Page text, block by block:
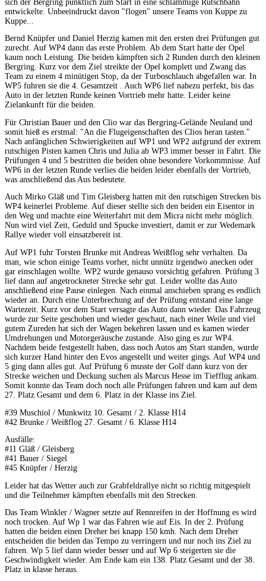
sich der Bergring pünktlich zum Start in eine schlammige Rutschbahn
entwickelte. Unbeeindruckt davon "flogen" unsere Teams von Kuppe zu
Kuppe...
Bernd Knüpfer und Daniel Herzig kamen mit den ersten drei Prüfungen gut
zurecht. Auf WP4 dann das erste Problem. Ab dem Start hatte der Opel
kaum noch Leistung. Die beiden kämpften sich 2 Runden durch den kleinen
Bergring. Kurz vor dem Ziel streikte der Opel komplett und Zwang das
Team zu einem 4 minütigen Stop, da der Turboschlauch abgefallen war. In
WP5 fuhren sie die 4. Gesamtzeit . Auch WP6 lief nahezu perfekt, bis das
Auto in der letzten Runde keinen Vortrieb mehr hatte. Leider keine
Zielankunft für die beiden.
Für Christian Bauer und den Clio war das Bergring-Gelände Neuland und
somit hieß es erstmal: "An die Flugeigenschaften des Clios heran tasten."
Nach anfänglichen Schwierigkeiten auf WP1 und WP2 aufgrund der extrem
rutschigen Pisten kamen Chris und Julia ab WP3 immer besser in Fahrt. Die
Prüfungen 4 und 5 bestritten die beiden ohne besondere Vorkommnisse. Auf
WP6 in der letzten Runde verlies die beiden leider ebenfalls der Vortrieb,
was anschließend das Aus bedeutete.
Auch Mirko Gläß und Tim Gleisberg hatten mit den rutschigen Strecken bis
WP4 keinerlei Probleme. Auf dieser stellte sich den beiden ein Eisentor in
den Weg und machte eine Weiterfahrt mit dem Micra nicht mehr möglich.
Nun wird viel Zeit, Geduld und Spucke investiert, damit er zur Wedemark
Rallye wieder voll einsatzbereit ist.
Auf WP1 fuhr Torsten Brunke mit Andreas Weißflog sehr verhalten. Da
man, wie schon einige Teams vorher, nicht unnütz irgendwo anecken oder
gar einschlagen wollte. WP2 wurde genauso vorsichtig gefahren. Prüfung 3
lief dann auf angetrockneter Strecke sehr gut. Leider wollte das Auto
anschließend eine Pause einlegen. Nach einmal anschieben sprang es endlich
wieder an. Durch eine Unterbrechung auf der Prüfung entstand eine lange
Wartezeit. Kurz vor dem Start versagte das Auto dann wieder. Das Fahrzeug
wurde zur Seite geschoben und wieder geschaut, nach einer Weile und viel
gutem Zureden hat sich der Wagen bekehren lassen und es kamen wieder
Umdrehungen und Motorgeräusche zustande. Also ging es zur WP4.
Nachdem beide festgestellt haben, dass noch Autos am Start standen, wurde
sich kurzer Hand hinter den Evos angestellt und weiter gings. Auf WP4 und
5 ging dann alles gut. Auf Prüfung 6 musste der Golf dann kurz von der
Strecke weichen und Deckung suchen als Marcus Hesse im Tiefflug ankam.
Somit konnte das Team doch noch alle Prüfungen fahren und kam auf dem
27. Platz Gesamt und dem 6. Platz in der Klasse ins Ziel.
#39 Muschiol / Munkwitz 10. Gesamt / 2. Klasse H14
#42 Brunke / Weißflog 27. Gesamt / 6. Klasse H14
Ausfälle:
#11 Gläß / Gleisberg
#41 Bauer / Siegel
#45 Knüpfer / Herzig
Leider hat das Wetter auch zur Grabfeldrallye nicht so richtig mitgespielt
und die Teilnehmer kämpften ebenfalls mit den Strecken.
Das Team Winkler / Wagner setzte auf Rennreifen in der Hoffnung es wird
noch trocken. Auf Wp 1 war das Fahren wie auf Eis. In der 2. Prüfung
hatten die beiden einen Dreher bei knapp 150 kmh. Nach dem Dreher
entscheiden die beiden das Tempo zu verringern und nur noch ins Ziel zu
fahren. Wp 5 lief dann wieder besser und auf Wp 6 steigerten sie die
Geschwindigkeit wieder. Am Ende kam ein 138. Platz Gesamt und der 38.
Platz in klasse heraus.